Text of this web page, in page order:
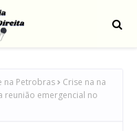
na Petrobras
Crise na na
reunião emergencial no